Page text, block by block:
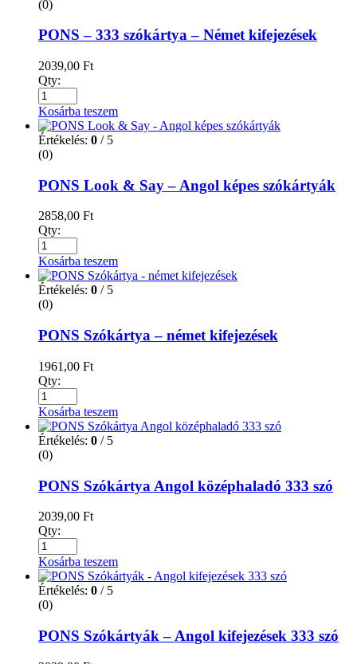
(0)
PONS – 333 szókártya – Német kifejezések
2039,00 Ft
Qty:
Kosárba teszem
Értékelés: 0 / 5
(0)
PONS Look & Say – Angol képes szókártyák
2858,00 Ft
Qty:
Kosárba teszem
Értékelés: 0 / 5
(0)
PONS Szókártya – német kifejezések
1961,00 Ft
Qty:
Kosárba teszem
Értékelés: 0 / 5
(0)
PONS Szókártya Angol középhaladó 333 szó
2039,00 Ft
Qty:
Kosárba teszem
Értékelés: 0 / 5
(0)
PONS Szókártyák – Angol kifejezések 333 szó